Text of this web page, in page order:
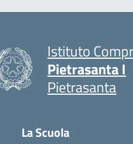
Istituto
Pietrasanta I
Pietrasanta
La Scuola